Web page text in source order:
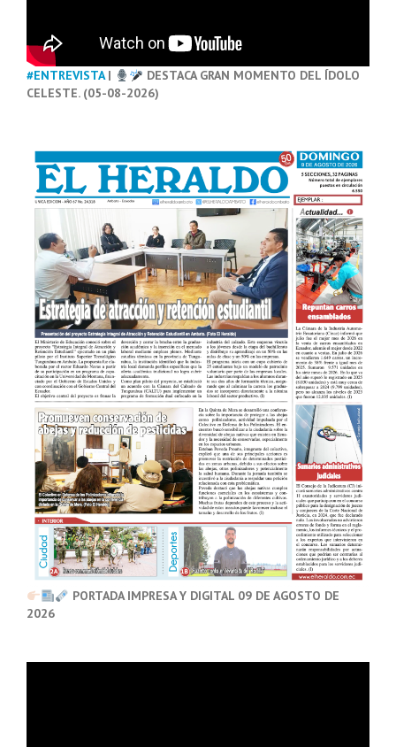
#ENTREVISTA|
DESTACA GRAN MOMENTO DEL ÍDOLO
CELESTE. (05-08-2026)
PORTADA IMPRESA Y DIGITAL 09 DE AGOSTO DE
2026